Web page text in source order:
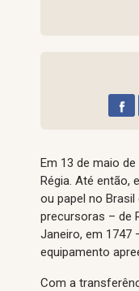
Em 13 de maio
Régia. Até então,
ou papel no
precursoras – de
Janeiro, em 1747
equipamento
Com a